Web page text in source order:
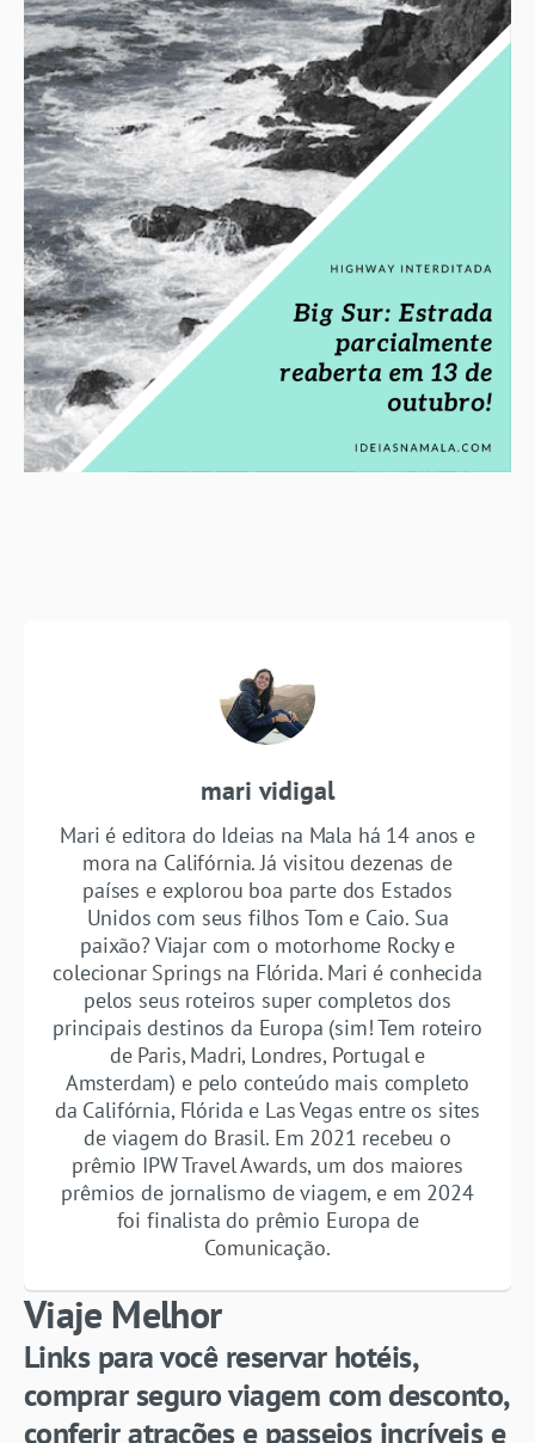
mari vidigal
Mari é editora do Ideias na Mala há 14 anos e
mora na Califórnia. Já visitou dezenas de
países e explorou boa parte dos Estados
Unidos com seus filhos Tom e Caio. Sua
paixão? Viajar com o motorhome Rocky e
colecionar Springs na Flórida. Mari é conhecida
pelos seus roteiros super completos dos
principais destinos da Europa (sim! Tem roteiro
de Paris, Madri, Londres, Portugal e
Amsterdam) e pelo conteúdo mais completo
da Califórnia, Flórida e Las Vegas entre os sites
de viagem do Brasil. Em 2021 recebeu o
prêmio IPW Travel Awards, um dos maiores
prêmios de jornalismo de viagem, e em 2024
foi finalista do prêmio Europa de
Comunicação.
Viaje Melhor
Links para você reservar hotéis,
comprar seguro viagem com desconto,
conferir atrações e passeios incríveis e